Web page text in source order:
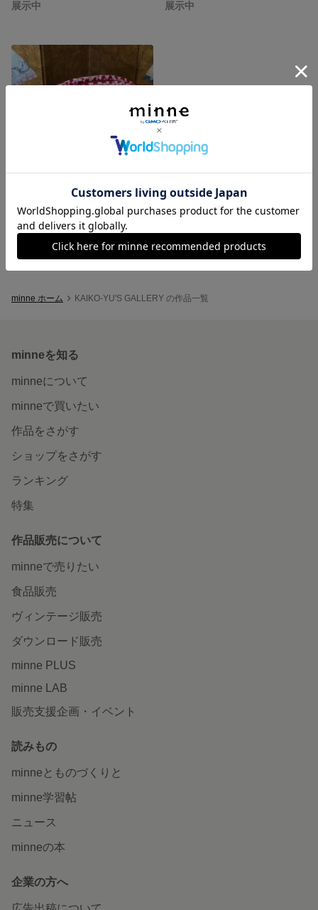
展示中 展示中
手絞りの古布ポーチ
展示中
minne ホーム KAIKO-YU'S GALLERY の作品一覧
minneを知る
minneについて
minneで買いたい
作品をさがす
ショップをさがす
ランキング
特集
作品販売について
minneで売りたい
食品販売
ヴィンテージ販売
ダウンロード販売
minne PLUS
minne LAB
販売支援企画・イベント
読みもの
minneとものづくりと
minne学習帖
ニュース
minneの本
企業の方へ